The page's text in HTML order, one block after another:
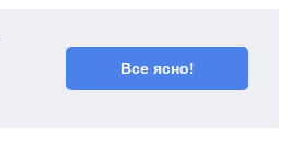
Все ясно!